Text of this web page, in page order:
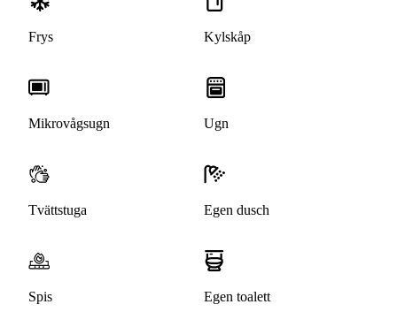
Frys Kylskåp
Mikrovågsugn Ugn
Tvättstuga Egen dusch
Spis Egen toalett